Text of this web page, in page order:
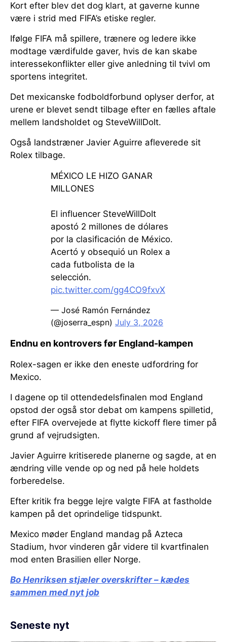
Kort efter blev det dog klart, at gaverne kunne
være i strid med FIFA’s etiske regler.
Ifølge FIFA må spillere, trænere og ledere ikke
modtage værdifulde gaver, hvis de kan skabe
interessekonflikter eller give anledning til tvivl om
sportens integritet.
Det mexicanske fodboldforbund oplyser derfor, at
urene er blevet sendt tilbage efter en fælles aftale
mellem landsholdet og SteveWillDoIt.
Også landstræner Javier Aguirre afleverede sit
Rolex tilbage.
MÉXICO LE HIZO GANAR
MILLONES
El influencer SteveWillDoIt
apostó 2 millones de dólares
por la clasificación de México.
Acertó y obsequió un Rolex a
cada futbolista de la
selección.
pic.twitter.com/gg4CO9fxvX
— José Ramón Fernández
(@joserra_espn) July 3, 2026
Endnu en kontrovers før England-kampen
Rolex-sagen er ikke den eneste udfordring for
Mexico.
I dagene op til ottendedelsfinalen mod England
opstod der også stor debat om kampens spilletid,
efter FIFA overvejede at flytte kickoff flere timer på
grund af vejrudsigten.
Javier Aguirre kritiserede planerne og sagde, at en
ændring ville vende op og ned på hele holdets
forberedelse.
Efter kritik fra begge lejre valgte FIFA at fastholde
kampen på det oprindelige tidspunkt.
Mexico møder England mandag på Azteca
Stadium, hvor vinderen går videre til kvartfinalen
mod enten Brasilien eller Norge.
Bo Henriksen stjæler overskrifter – kædes
sammen med nyt job
Seneste nyt